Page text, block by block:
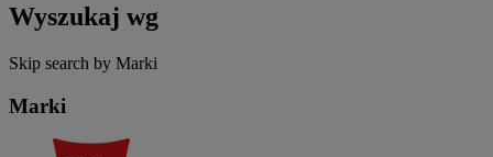
Wyszukaj wg
Skip search by Marki
Marki